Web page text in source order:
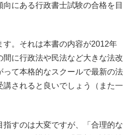
にある行政書士試験の合格を目
す。それは本書の内容が2012年
間に行政法や民法など大きな法改
って本格的なスクールで最新の法
されると良いでしょう（また一
すのは大変ですが、「合理的な